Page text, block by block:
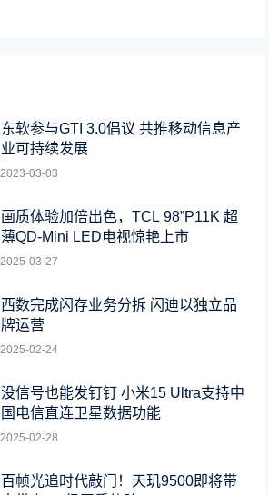
东软参与GTI 3.0倡议 共推移动信息产
业可持续发展
2023-03-03
画质体验加倍出色，TCL 98”P11K 超
薄QD-Mini LED电视惊艳上市
2025-03-27
西数完成闪存业务分拆 闪迪以独立品
牌运营
2025-02-24
没信号也能发钉钉 小米15 Ultra支持中
国电信直连卫星数据功能
2025-02-28
百帧光追时代敲门！天玑9500即将带